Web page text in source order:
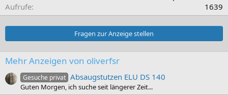
Aufrufe
1639
Fragen zur Anzeige stellen
Mehr Anzeigen von oliverfsr
Gesuche privat Absaugstutzen ELU DS 140
Guten Morgen, ich suche seit längerer Zeit...